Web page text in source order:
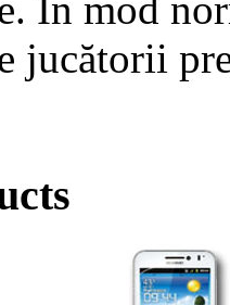
jucătorii